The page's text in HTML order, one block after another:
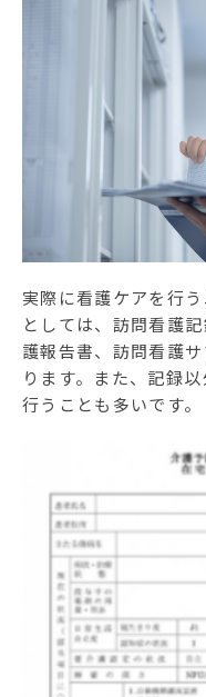
実際に看護ケアを行
としては、訪問看護
護報告書、訪問看護
ります。また、記録
行うことも多いです。